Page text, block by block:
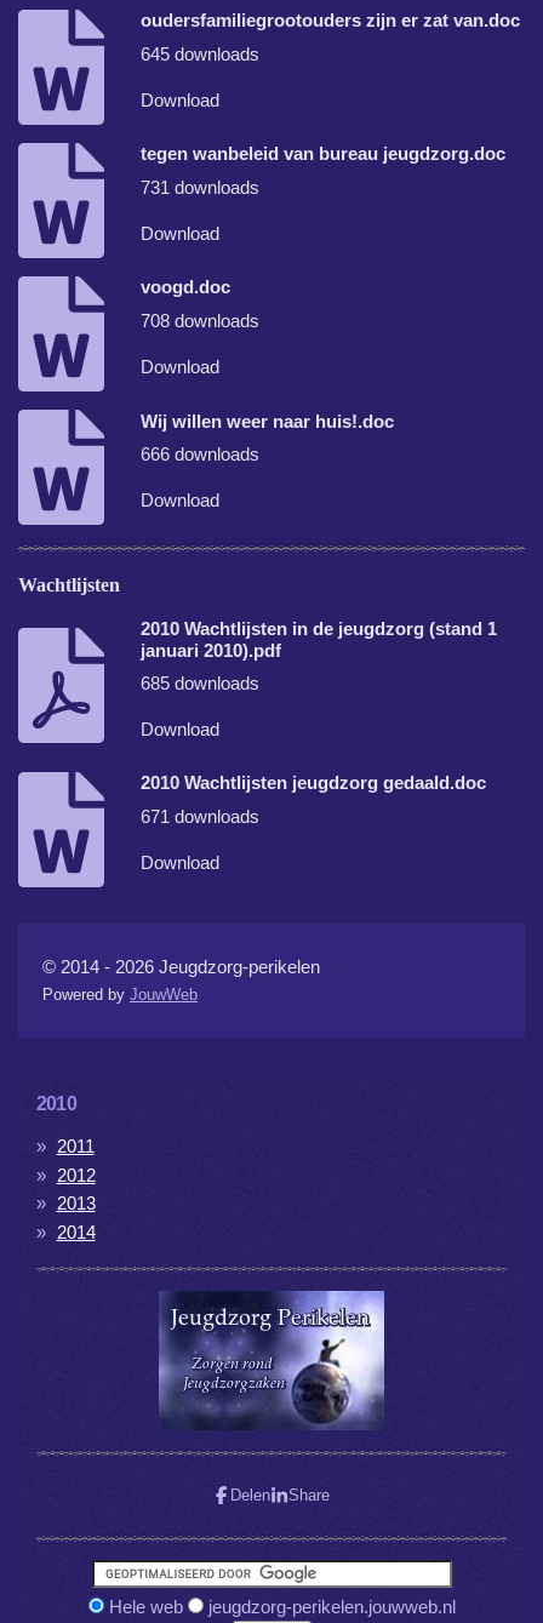
oudersfamiliegrootouders zijn er zat van.doc
645 downloads
Download
tegen wanbeleid van bureau jeugdzorg.doc
731 downloads
Download
voogd.doc
708 downloads
Download
Wij willen weer naar huis!.doc
666 downloads
Download
Wachtlijsten
2010 Wachtlijsten in de jeugdzorg (stand 1
januari 2010).pdf
685 downloads
Download
2010 Wachtlijsten jeugdzorg gedaald.doc
671 downloads
Download
© 2014 - 2026 Jeugdzorg-perikelen
Powered by JouwWeb
2010
2011
2012
2013
2014
Delen Share
Hele web jeugdzorg-perikelen.jouwweb.nl